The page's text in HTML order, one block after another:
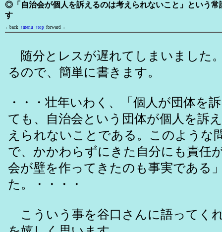
◎「自治会が個人を訴えるのは考えられないこと」という常
す
←back ↑menu ↑top forward→
随分とレスが遅れてしまいました
るので、簡単に書きます。
・・・壮年いわく、「個人が団体を
ても、自治会という団体が個人を訴
えられないことである。このような
で、かかわらずにきた自分にも責任
会が壁を作ってきたのも事実である
た。・・・・
こういう事を谷口さんに語ってく